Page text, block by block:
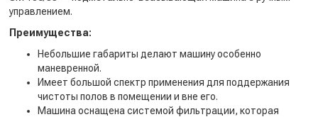
управлением.
Преимущества:
Небольшие габариты делают машину особенно
маневренной.
Имеет большой спектр применения для поддержания
чистоты полов в помещении и вне его.
Машина оснащена системой фильтрации, которая